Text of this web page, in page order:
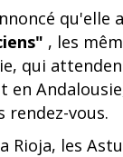
, les
qui
en
rendez-vous.
Rioja, les